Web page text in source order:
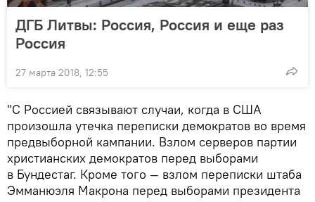
ДГБ Литвы: Россия, Россия и еще раз
Россия
27 марта 2018, 12:55
"С Россией связывают случаи, когда в США
произошла утечка переписки демократов во время
предвыборной кампании. Взлом серверов партии
христианских демократов перед выборами
в Бундестаг. Кроме того — взлом переписки штаба
Эмманюэля Макрона перед выборами президента